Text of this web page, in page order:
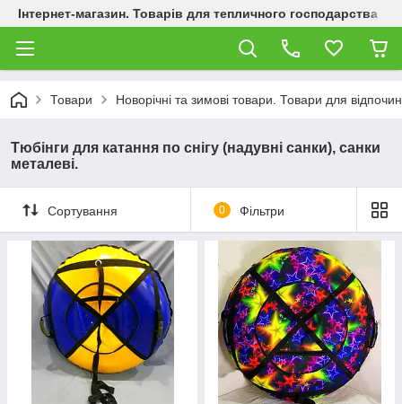
Інтернет-магазин. Товарів для тепличного господарства
Товари Новорічні та зимові товари. Товари для
Тюбінги для катання по снігу (надувні санки), санки
металеві.
Сортування 0 Фільтри